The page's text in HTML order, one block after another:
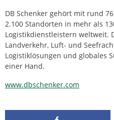
DB Schenker gehört mit rund
2.100 Standorten in mehr als
Logistikdienstleistern weltweit.
Landverkehr, Luft- und
Logistiklösungen und globales
einer Hand.
www.dbschenker.com